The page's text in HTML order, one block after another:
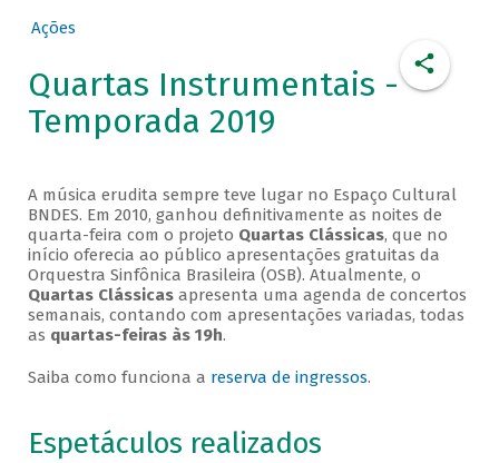
Ações
Quartas Instrumentais -
Temporada 2019
A música erudita sempre teve lugar no Espaço Cultural
BNDES. Em 2010, ganhou definitivamente as noites de
quarta-feira com o projeto Quartas Clássicas, que no
início oferecia ao público apresentações gratuitas da
Orquestra Sinfônica Brasileira (OSB). Atualmente, o
Quartas Clássicasapresenta uma agenda de concertos
semanais, contando com apresentações variadas, todas
as quartas-feiras às 19h.
Saiba como funciona a reserva de ingressos.
Espetáculos realizados